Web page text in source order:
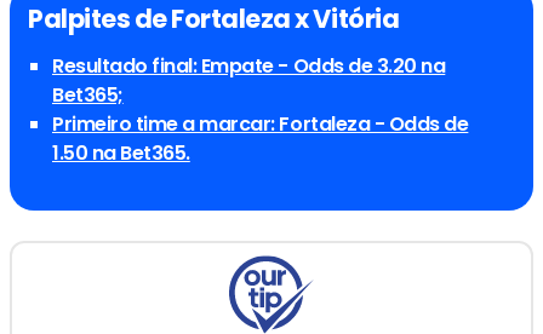
Palpites de Fortaleza x Vitória
Resultado final: Empate - Odds de 3.20 na
Bet365;
Primeiro time a marcar: Fortaleza - Odds de
1.50 na Bet365.